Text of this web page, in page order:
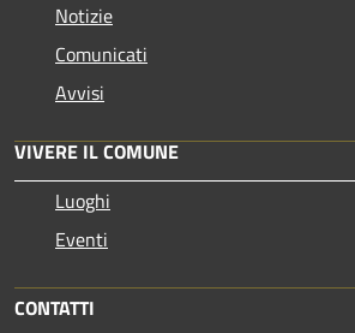
Notizie
Comunicati
Avvisi
VIVERE IL COMUNE
Luoghi
Eventi
CONTATTI